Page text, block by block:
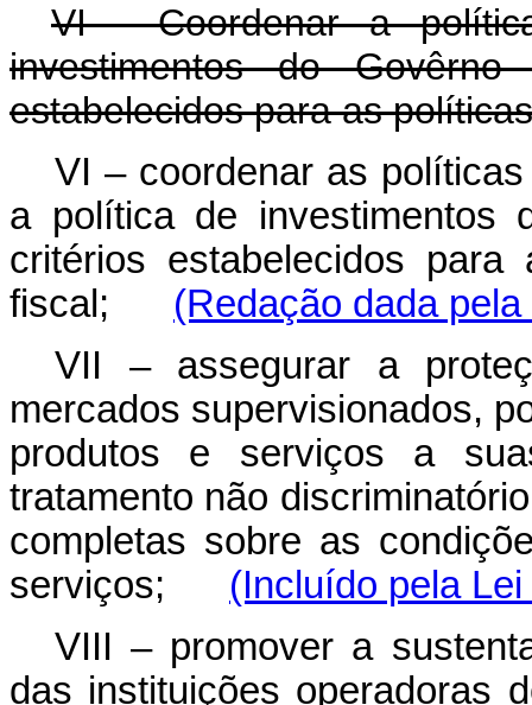
VI - Coordenar a
investimentos do
estabelecidos para as
VI – coordenar as
a política de investimentos
critérios estabelecidos
fiscal; (Redação dada
VII – assegurar a
mercados supervisionados,
produtos e serviços a
tratamento não
completas sobre as
serviços; (Incluído pela
VIII – promover a
das instituições